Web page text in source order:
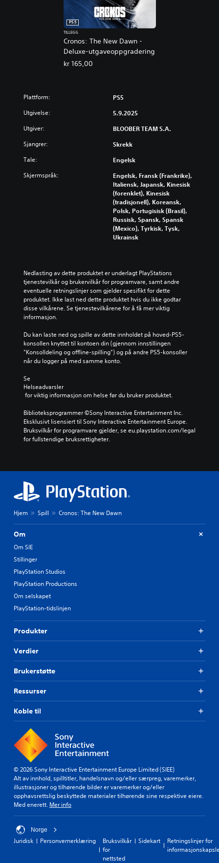
Cronos: The New Dawn -
Deluxe-utgaveoppgradering
PS5
TILLEGG
kr 165,00
Plattform: PS5
Utgivelse: 5.9.2025
Utgiver: BLOOBER TEAM S.A.
Sjangrer: Skrekk
Tale: Engelsk
Skjermspråk:
Engelsk, Fransk (Frankrike),
Italiensk, Japansk, Kinesisk
(forenklet), Kinesisk
(tradisjonell), Koreansk,
Polsk, Portugisisk (Brasil),
Russisk, Spansk, Spansk
(Mexico), Tyrkisk, Tysk,
Ukrainsk
Nedlasting av dette produktet er underlagt PlayStations
tjenestevilkår og brukervilkår for programvare, samt andre
eventuelle retningslinjer som gjelder spesifikt for dette
produktet. Ikke last ned dette produktet hvis du ikke godtar
disse vilkårene. Se tjenestevilkårene for å få mer viktig
informasjon.
Du kan laste ned og spille av dette innholdet på hoved-PS5-
konsollen knyttet til kontoen din (gjennom innstillingen
"Konsolldeling og offline-spilling") og på andre PS5-konsoller
når du logger på med samme konto.
Se
Helseadvarsler
for viktig informasjon om helse før du bruker produktet.
Biblioteksprogrammer ©Sony Interactive Entertainment Inc.
Eksklusivt lisensiert til Sony Interactive Entertainment Europe.
Bruksvilkår for programvare gjelder, se eu.playstation.com/legal
for fullstendige bruksrettigheter.
Hjem Spill Cronos: The New Dawn
Om
Om SIE
Stillinger
PlayStation Studios
PlayStation Productions
Om selskapet
PlayStation-tidslinjen
Produkter
Verdier
Brukerstøtte
Ressurser
Koble til
© 2026 Sony Interactive Entertainment Europe Limited (SIEE)
Alt av innhold, spilltitler, handelsnavn og/eller særpreg, varemerker,
illustrasjoner og tilhørende bilder er varemerker og/eller
opphavsrettslig beskyttede materialer tilhørende sine respektive eiere.
Med enerett. Mer info
Norge
Juridisk Personvernerklæring
Bruksvilkår
for
nettsted
Sidekart
Retningslinjer for